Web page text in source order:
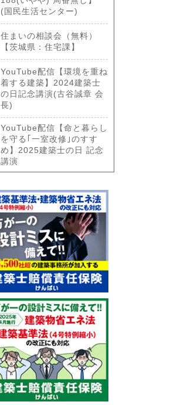
(国民生活センター)
住まいの相談会（無料）
【茨城県：住宅課】
YouTube配信【環境を重ね
着する建築】2024建築士
の日記念講演(古谷誠章 会
長)
YouTube配信【命と暮らし
を守る｢一室改修｣のすす
め】2025建築士の日 記念
講演